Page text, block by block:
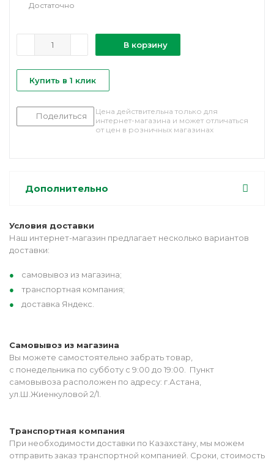
Достаточно
В корзину
Купить в 1 клик
Поделиться
Цена действительна только для
интернет-магазина и может отличаться
от цен в розничных магазинах
Дополнительно
Условия доставки
Наш интернет-магазин предлагает несколько вариантов
доставки:
самовывоз из магазина;
транспортная компания;
доставка Яндекс.
Самовывоз из магазина
Вы можете самостоятельно забрать товар,
с понедельника по субботу с 9:00 до 19:00. Пункт
самовывоза расположен по адресу: г.Астана,
ул.Ш.Жиенкуловой 2/1.
Транспортная компания
При необходимости доставки по Казахстану, мы можем
отправить заказ транспортной компанией. Сроки, стоимость